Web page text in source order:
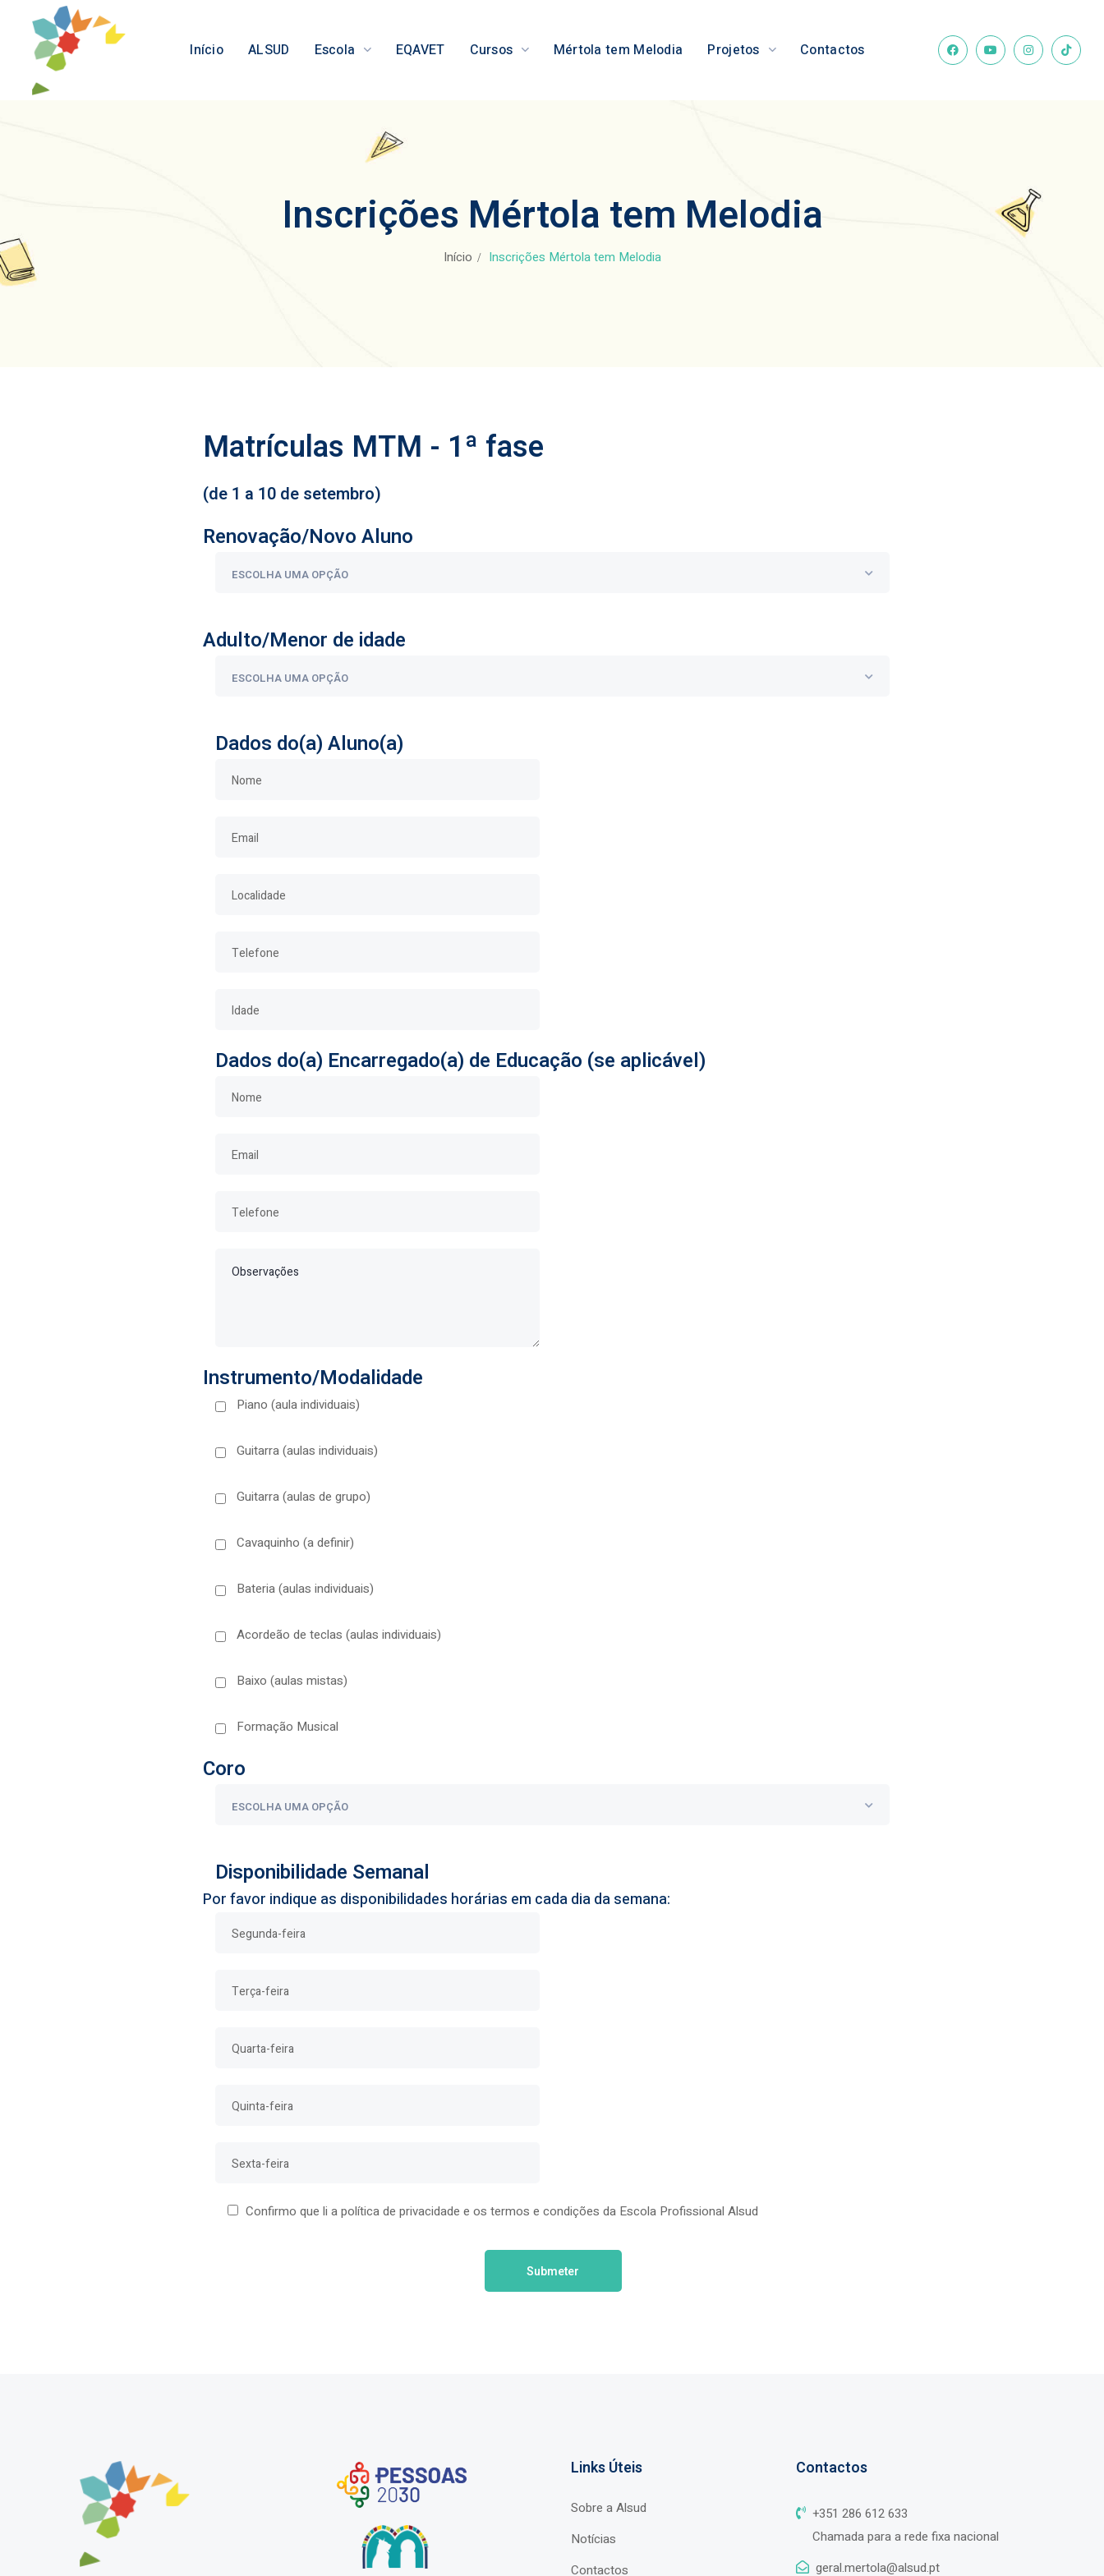
Início ALSUD Escola EQAVET Cursos Mértola tem Melodia Projetos Contactos
Inscrições Mértola tem Melodia
Início Inscrições Mértola tem Melodia
Matrículas MTM - 1ª fase
(de 1 a 10 de setembro)
Renovação/Novo Aluno
Adulto/Menor de idade
Dados do(a) Aluno(a)
Dados do(a) Encarregado(a) de Educação (se aplicável)
Instrumento/Modalidade
Piano (aula individuais)
Guitarra (aulas individuais)
Guitarra (aulas de grupo)
Cavaquinho (a definir)
Bateria (aulas individuais)
Acordeão de teclas (aulas individuais)
Baixo (aulas mistas)
Formação Musical
Coro
Disponibilidade Semanal
Por favor indique as disponibilidades horárias em cada dia da semana:
Confirmo que li a política de privacidade e os termos e condições da Escola Profissional Alsud
Links Úteis
Sobre a Alsud
Notícias
Contactos
Contactos
+351 286 612 633
Chamada para a rede fixa nacional
geral.mertola@alsud.pt